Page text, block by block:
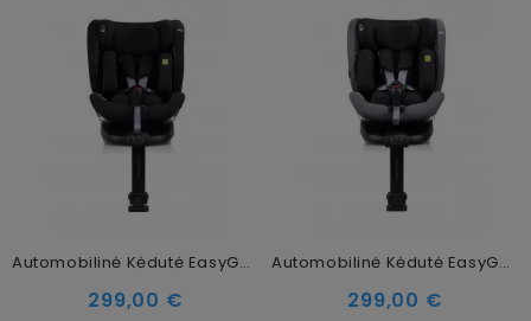
Automobilinė Kėdutė EasyGo Trust Iron, 0-36 Kg
299,00 €
Automobilinė Kėdutė EasyGo Trust Pearl, 0-36 Kg
299,00 €